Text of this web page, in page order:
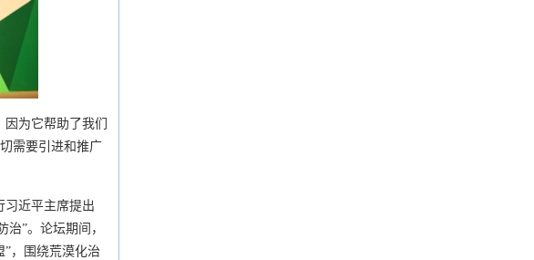
为它帮助了我们
需要引进和推广
习近平主席提出
”。论坛期间，
，围绕荒漠化治